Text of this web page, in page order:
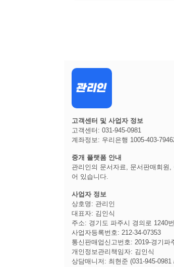
고객센터 및 사업자 정보
고객센터: 031-945-0981
계좌정보: 우리은행 1005-403-
중개 플랫폼 안내
관리인의 문서자료, 문서판매회원
어 있습니다.
사업자 정보
상호명: 관리인
대표자: 김인식
주소: 경기도 파주시 경의로 1240
사업자등록번호: 212-34-07353
통신판매업신고번호: 2019-경기파
개인정보관리책임자: 김인식
상담매니저: 최현준 (031-945-0981